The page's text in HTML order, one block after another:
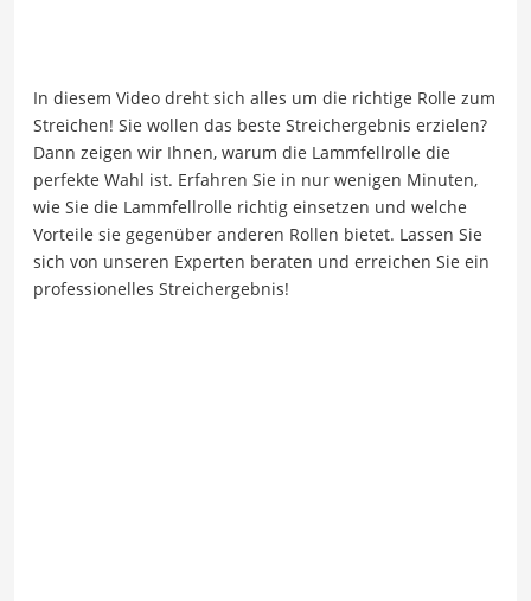
In diesem Video dreht sich alles um die richtige Rolle zum
Streichen! Sie wollen das beste Streichergebnis erzielen?
Dann zeigen wir Ihnen, warum die Lammfellrolle die
perfekte Wahl ist. Erfahren Sie in nur wenigen Minuten,
wie Sie die Lammfellrolle richtig einsetzen und welche
Vorteile sie gegenüber anderen Rollen bietet. Lassen Sie
sich von unseren Experten beraten und erreichen Sie ein
professionelles Streichergebnis!